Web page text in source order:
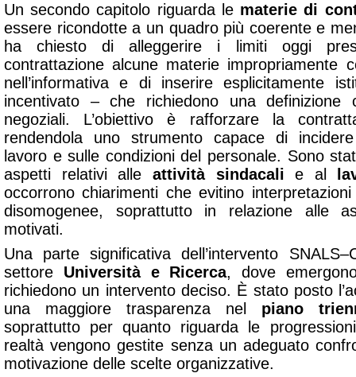
Un secondo capitolo riguarda le materie di
essere ricondotte a un quadro più coerente e
ha chiesto di alleggerire i limiti oggi
contrattazione alcune materie impropriamente
nell’informativa e di inserire esplicitamente
incentivato – che richiedono una definizione
negoziali. L’obiettivo è rafforzare la
rendendola uno strumento capace di incidere
lavoro e sulle condizioni del personale. Sono
aspetti relativi alle attività sindacali e al
occorrono chiarimenti che evitino
disomogenee, soprattutto in relazione alle
motivati.
Una parte significativa dell’intervento
settore Università e Ricerca, dove
richiedono un intervento deciso. È stato posto
una maggiore trasparenza nel piano
soprattutto per quanto riguarda le
realtà vengono gestite senza un adeguato
motivazione delle scelte organizzative.